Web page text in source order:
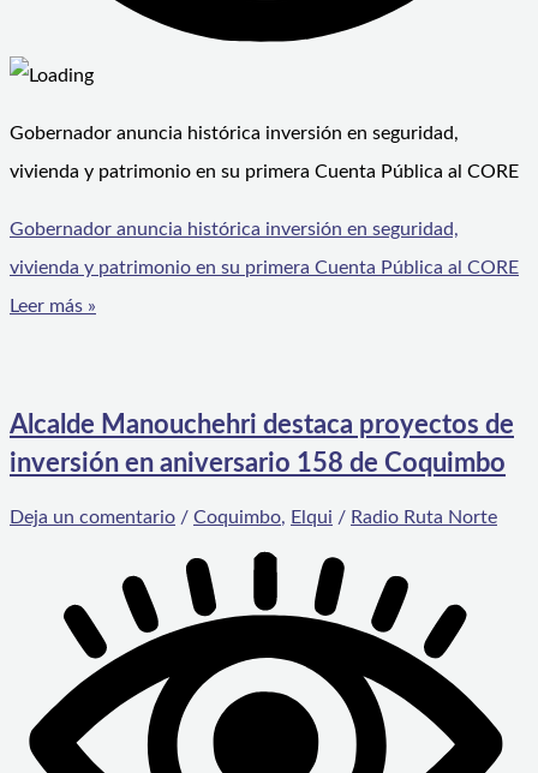
Gobernador anuncia histórica inversión en seguridad,
vivienda y patrimonio en su primera Cuenta Pública al CORE
Gobernador anuncia histórica inversión en seguridad,
vivienda y patrimonio en su primera Cuenta Pública al CORE
Leer más »
Alcalde Manouchehri destaca proyectos de
inversión en aniversario 158 de Coquimbo
Deja un comentario / Coquimbo, Elqui / Radio Ruta Norte